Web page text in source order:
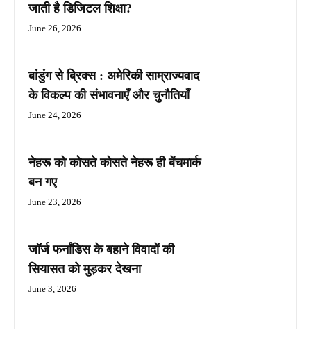
जाती है डिजिटल शिक्षा?
June 26, 2026
बांडुंग से ब्रिक्स : अमेरिकी साम्राज्यवाद
के विकल्प की संभावनाएँ और चुनौतियाँ
June 24, 2026
नेहरू को कोसते कोसते नेहरू ही बेंचमार्क
बन गए
June 23, 2026
जॉर्ज फर्नांडिस के बहाने विवादों की
सियासत को मुड़कर देखना
June 3, 2026